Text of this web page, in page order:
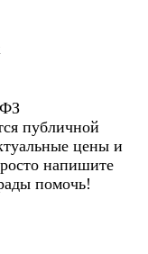
публичной
цены и
напишите
помочь!